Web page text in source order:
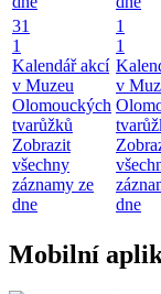
31
1
Kalendář akcí
v Muzeu
Olomouckých
tvarůžků
Zobrazit
všechny
záznamy ze
dne
1
1
v
dne
Mobilní